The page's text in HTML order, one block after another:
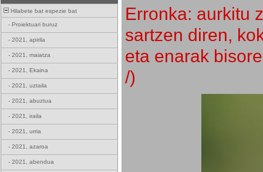
Hilabete bat espezie bat
- Proiektuari buruz
- 2021, apirila
- 2021, maiatza
- 2021, Ekaina
- 2021, uztaila
- 2021, abuztua
- 2021, iraila
- 2021, urria
- 2021, azaroa
- 2021, abendua
Erronka: aurkitu
sartzen diren,
eta enarak
/)